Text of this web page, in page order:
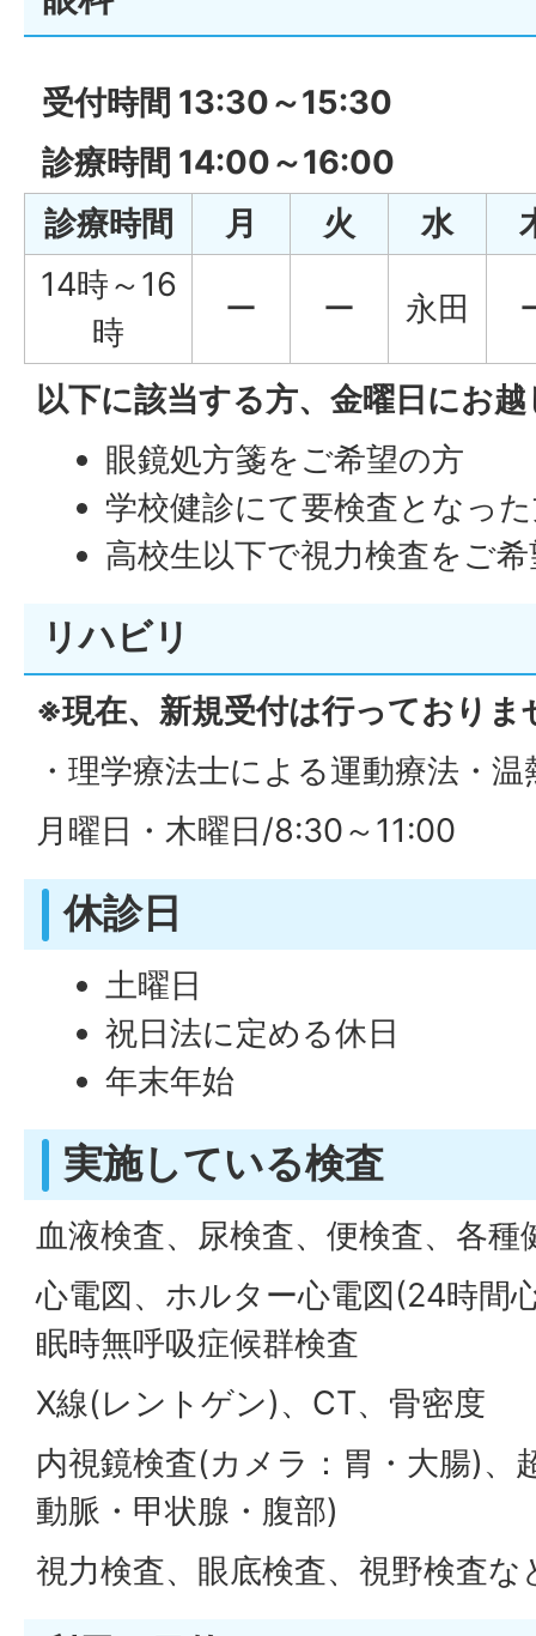
受付時間 13:30～15:30
診療時間 14:00～16:00
診療時間
月 火 水
14時～16
時
ー ー 永田
以下に該当する方、金曜日にお
眼鏡処方箋をご希望の方
学校健診にて要検査となっ
高校生以下で視力検査をご
リハビリ
※現在、新規受付は行っておりま
・理学療法士による運動療法・
月曜日・木曜日/8:30～11:00
休診日
土曜日
祝日法に定める休日
年末年始
実施している検査
血液検査、尿検査、便検査、各種
心電図、ホルター心電図(24時間
眠時無呼吸症候群検査
X線(レントゲン)、CT、骨密度
内視鏡検査(カメラ：胃・大腸)、
動脈・甲状腺・腹部)
視力検査、眼底検査、視野検査な